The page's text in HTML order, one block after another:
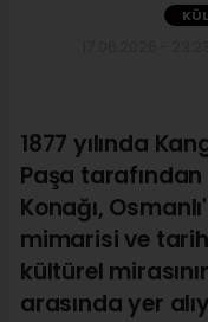
1877 yılında
Paşa tarafından
Konağı,
mimarisi ve
kültürel
arasında yer